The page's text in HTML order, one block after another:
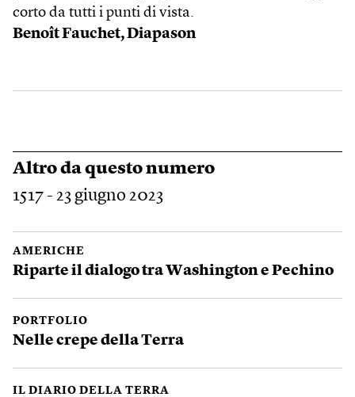
corto da tutti i punti di vista.
Benoît Fauchet, Diapason
Altro da questo numero
1517 - 23 giugno 2023
AMERICHE
Riparte il dialogo tra Washington e Pechino
PORTFOLIO
Nelle crepe della Terra
IL DIARIO DELLA TERRA